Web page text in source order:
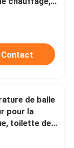
de
Contact
de balle
pour la
toilette de
de lait,